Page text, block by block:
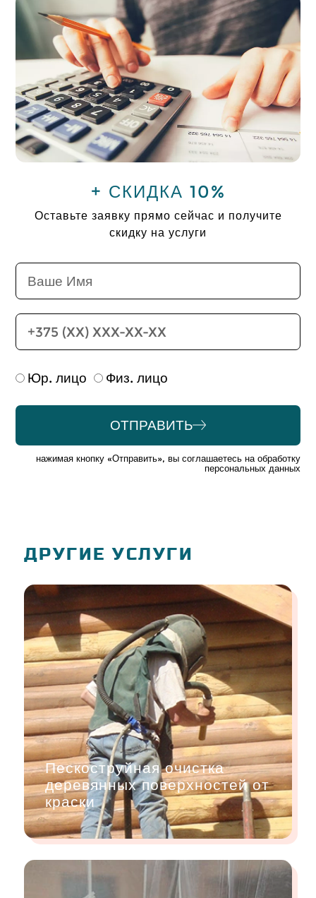
+ СКИДКА 10%
Оставьте заявку прямо сейчас и получите
скидку на услуги
Юр. лицо Физ. лицо
ОТПРАВИТЬ
нажимая кнопку «Отправить», вы соглашаетесь на обработку
персональных данных
ДРУГИЕ УСЛУГИ
Пескоструйная очистка
деревянных поверхностей от
краски